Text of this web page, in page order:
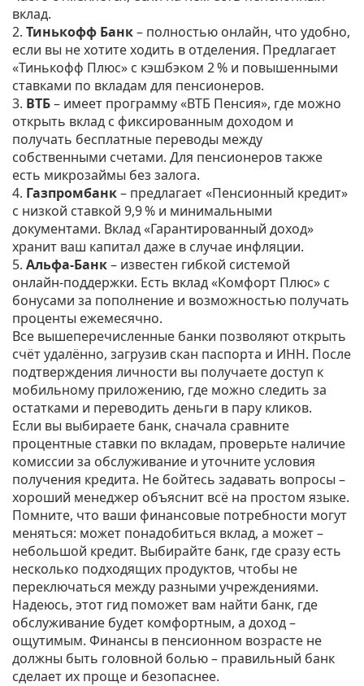
вклад.
2. Тинькофф Банк– полностью онлайн, что удобно,
если вы не хотите ходить в отделения. Предлагает
«Тинькофф Плюс» с кэшбэком 2 % и повышенными
ставками по вкладам для пенсионеров.
3. ВТБ– имеет программу «ВТБ Пенсия», где можно
открыть вклад с фиксированным доходом и
получать бесплатные переводы между
собственными счетами. Для пенсионеров также
есть микрозаймы без залога.
4. Газпромбанк– предлагает «Пенсионный кредит»
с низкой ставкой 9,9 % и минимальными
документами. Вклад «Гарантированный доход»
хранит ваш капитал даже в случае инфляции.
5. Альфа‑Банк– известен гибкой системой
онлайн‑поддержки. Есть вклад «Комфорт Плюс» с
бонусами за пополнение и возможностью получать
проценты ежемесячно.
Все вышеперечисленные банки позволяют открыть
счёт удалённо, загрузив скан паспорта и ИНН. После
подтверждения личности вы получаете доступ к
мобильному приложению, где можно следить за
остатками и переводить деньги в пару кликов.
Если вы выбираете банк, сначала сравните
процентные ставки по вкладам, проверьте наличие
комиссии за обслуживание и уточните условия
получения кредита. Не бойтесь задавать вопросы –
хороший менеджер объяснит всё на простом языке.
Помните, что ваши финансовые потребности могут
меняться: может понадобиться вклад, а может –
небольшой кредит. Выбирайте банк, где сразу есть
несколько подходящих продуктов, чтобы не
переключаться между разными учреждениями.
Надеюсь, этот гид поможет вам найти банк, где
обслуживание будет комфортным, а доход –
ощутимым. Финансы в пенсионном возрасте не
должны быть головной болью – правильный банк
сделает их проще и безопаснее.